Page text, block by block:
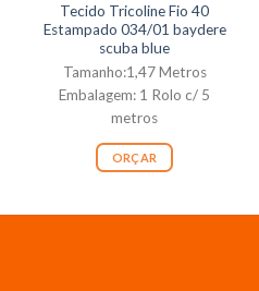
Tecido Tricoline Fio 40
Estampado 034/01 baydere
scuba blue
Tamanho:1,47 Metros
Embalagem: 1 Rolo c/ 5
metros
ORÇAR